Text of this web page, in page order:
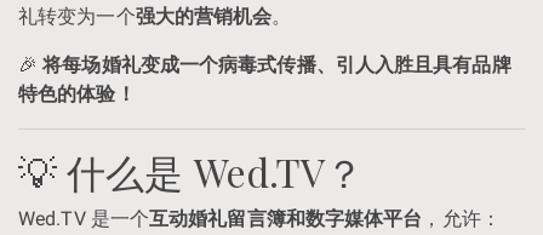
礼转变为一个强大的营销机会。
🎉将每场婚礼变成一个病毒式传播、引人入胜且具有品牌
特色的体验！
💡 什么是 Wed.TV？
Wed.TV 是一个互动婚礼留言簿和数字媒体平台 ，允许：